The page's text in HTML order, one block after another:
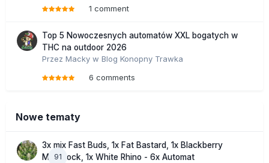
1 comment
Top 5 Nowoczesnych automatów XXL bogatych w
THC na outdoor 2026
Przez Macky w Blog Konopny Trawka
6 comments
Nowe tematy
91
3x mix Fast Buds, 1x Fat Bastard, 1x Blackberry
Moonrock, 1x White Rhino - 6x Automat